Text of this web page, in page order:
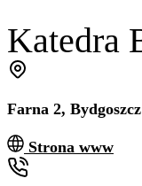
Katedra
Farna 2, Bydgoszcz
Strona www